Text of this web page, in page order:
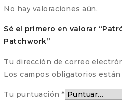
No hay valoraciones aún.
Sé el primero en valorar
Patchwork”
Tu dirección de correo
Los campos obligatorios están
Tu puntuación *